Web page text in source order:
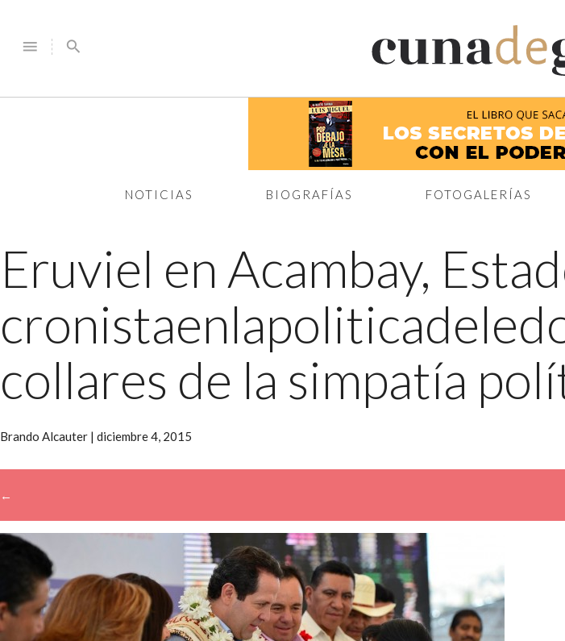
menu search
NOTICIAS BIOGRAFÍAS FOTOGALERÍAS
Eruviel en Acambay,
collares de la simpatía
Brando Alcauter | diciembre 4, 2015
←